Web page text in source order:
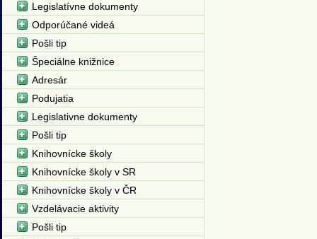
Legislatívne dokumenty
Odporúčané videá
Pošli tip
Špeciálne knižnice
Adresár
Podujatia
Legislativne dokumenty
Pošli tip
Knihovnícke školy
Knihovnícke školy v SR
Knihovnícke školy v ČR
Vzdelávacie aktivity
Pošli tip